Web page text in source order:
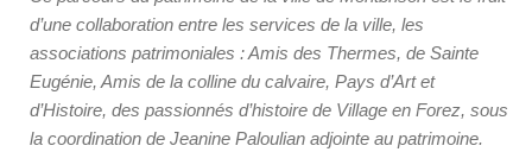
d’une collaboration entre les services de la ville, les
associations patrimoniales : Amis des Thermes, de Sainte
Eugénie, Amis de la colline du calvaire, Pays d’Art et
d’Histoire, des passionnés d’histoire de Village en Forez, sous
la coordination de Jeanine Paloulian adjointe au patrimoine.